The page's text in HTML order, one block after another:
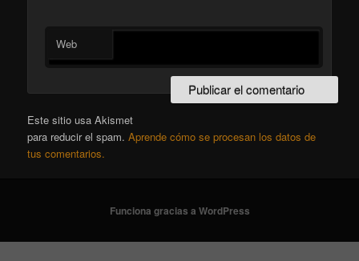
Web
Este sitio usa Akismet
para reducir el spam.Aprende cómo se procesan los datos de
tus comentarios.
Funciona gracias a WordPress